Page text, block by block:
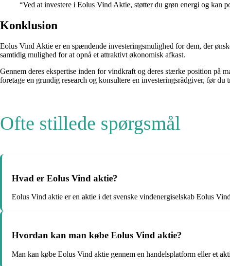
“Ved at investere i Eolus Vind Aktie, støtter du grøn energi og kan
Konklusion
Eolus Vind Aktie er en spændende investeringsmulighed for dem, der
samtidig mulighed for at opnå et attraktivt økonomisk afkast.
Gennem deres ekspertise inden for vindkraft og deres stærke position på
foretage en grundig research og konsultere en investeringsrådgiver, før
Ofte stillede spørgsmål
Hvad er Eolus Vind aktie?
Eolus Vind aktie er en aktie i det svenske vindenergiselskab Eolus
Hvordan kan man købe Eolus Vind aktie?
Man kan købe Eolus Vind aktie gennem en handelsplatform eller et